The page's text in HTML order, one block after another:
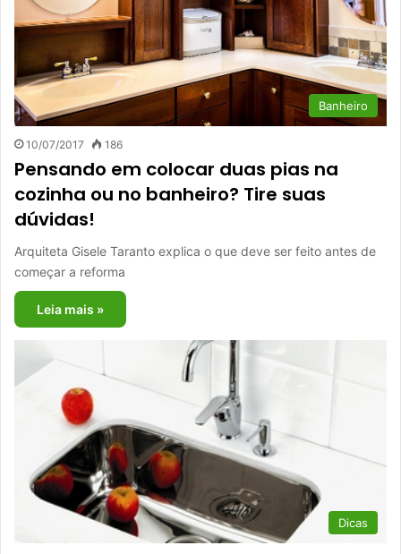
Banheiro
10/07/2017 186
Pensando em colocar duas pias na
cozinha ou no banheiro? Tire suas
dúvidas!
Arquiteta Gisele Taranto explica o que deve ser feito antes de
começar a reforma
Leia mais »
Dicas